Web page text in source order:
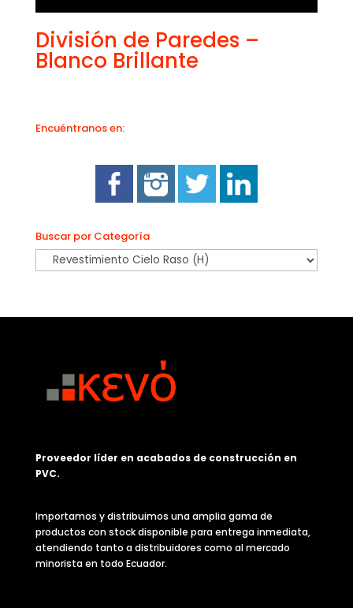
División de Paredes –
Blanco Brillante
Encuéntranos en:
Buscar por Categoría
Proveedor líder en acabados de construcción en
PVC.
Importamos y distribuimos una amplia gama de
productos con stock disponible para entrega inmediata,
atendiendo tanto a distribuidores como al mercado
minorista en todo Ecuador.